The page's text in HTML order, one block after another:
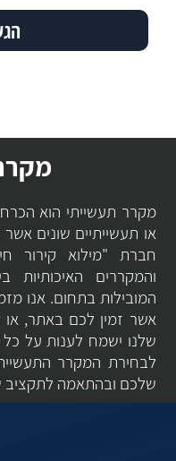
מקרר תעשייתי הוא
או תעשייתיים שונים אשר
חברת "מילוא קירור
והמקררים האיכותיות
המובילות בתחום. אנו
אשר זמין לכם באתר, או
שלנו ישמח לענות על כל
לבחירת המקרר
שלכם ובהתאמה